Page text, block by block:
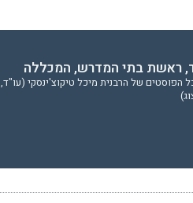
ראשת בתי המדרש, המכללה
הפוסטים של הרבנית מיכל טיקוצ'ינסקי (עו"ד,